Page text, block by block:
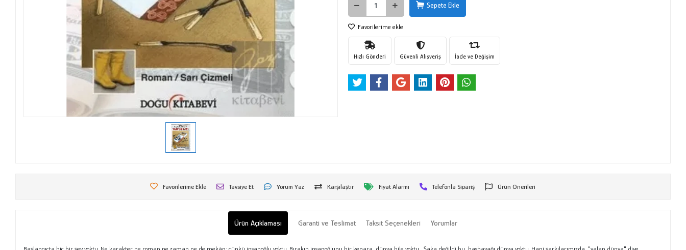
Sepete Ekle
Favorilerime ekle
Hızlı Gönderi Güvenli Alışveriş İade ve Değişim
Favorilerime Ekle Tavsiye Et Yorum Yaz Karşılaştır Fiyat Alarmı Telefonla Sipariş Ürün Önerileri
Ürün Açıklaması Garanti ve Teslimat Taksit Seçenekleri Yorumlar